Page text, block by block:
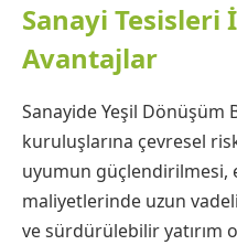
Sanayi Tesisleri
Avantajlar
Sanayide Yeşil Dönüşüm
kuruluşlarına çevresel
uyumun güçlendirilmesi,
maliyetlerinde uzun
ve sürdürülebilir yatırım